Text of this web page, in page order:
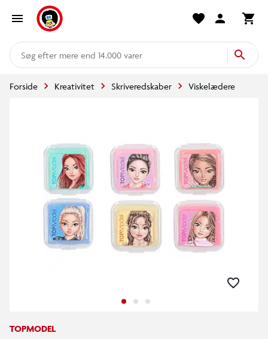
mere end 14.000 varer
Forside Kreativitet Skriveredskaber Viskelædere
TOPMODEL